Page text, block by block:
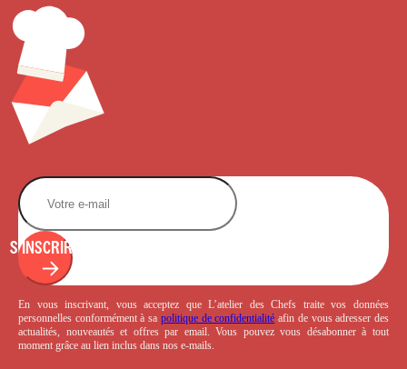
S'INSCRIRE
En vous inscrivant, vous acceptez que L’atelier des Chefs traite vos données
personnelles conformément à sa politique de confidentialité afin de vous adresser des
actualités, nouveautés et offres par email. Vous pouvez vous désabonner à tout
moment grâce au lien inclus dans nos e-mails.